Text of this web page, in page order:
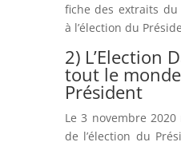
fiche des extraits du
à l’élection du
2) L’Election
tout le
Président
Le 3 novembre
de l’élection du